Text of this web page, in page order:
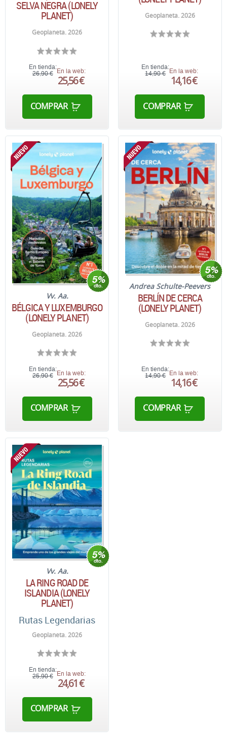
SELVA NEGRA (LONELY
PLANET)
Geoplaneta. 2026
En tienda:
26,90 € En la web:
25,56 €
COMPRAR
Geoplaneta. 2026
En tienda:
14,90 €
En la web:
14,16 €
COMPRAR
Vv. Aa.
BÉLGICA Y LUXEMBURGO
(LONELY PLANET)
Geoplaneta. 2026
En tienda:
26,90 € En la web:
25,56 €
COMPRAR
Andrea Schulte-Peevers
BERLÍN DE CERCA
(LONELY PLANET)
Geoplaneta. 2026
En tienda:
14,90 €
En la web:
14,16 €
COMPRAR
Vv. Aa.
LA RING ROAD DE
ISLANDIA (LONELY
PLANET)
Rutas Legendarias
Geoplaneta. 2026
En tienda:
25,90 € En la web:
24,61 €
COMPRAR